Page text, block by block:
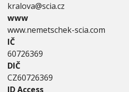
kralova@scia.cz
www
www.nemetschek-scia.com
IČ
60726369
DIČ
CZ60726369
ID Access